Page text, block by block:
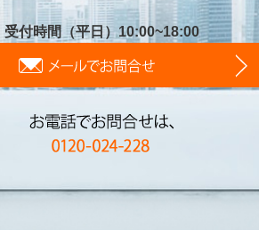
受付時間（平日）10:00~18:00